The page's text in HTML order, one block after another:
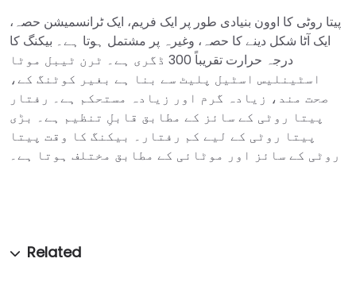
پیتا روٹی کا اوون بنیادی طور پر ایک فریم، ایک ٹرانسمیشن حصہ،
ایک آٹا شکل دینے کا حصہ، وغیرہ پر مشتمل ہوتا ہے۔ بیکنگ کا
درجہ حرارت تقریباً 300 ڈگری ہے۔ ٹرن ٹیبل موٹا
اسٹینلیس اسٹیل پلیٹ سے بنا ہے بغیر کوٹنگ کے،
صحت مند، زیادہ گرم اور زیادہ مستحکم ہے۔ رفتار
پیتا روٹی کے سائز کے مطابق قابلِ تنظیم ہے۔ بڑی
پیتا روٹی کے لیے کم رفتار۔ بیکنگ کا وقت پیتا
روٹی کے سائز اور موٹائی کے مطابق مختلف ہوتا ہے۔